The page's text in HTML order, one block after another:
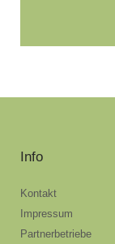
Info
Kontakt
Impressum
Partnerbetriebe